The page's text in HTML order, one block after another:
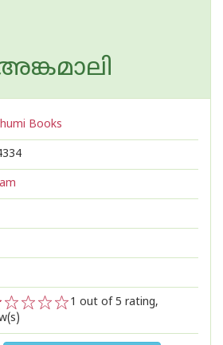
Books
2
1 out of 5 rating,